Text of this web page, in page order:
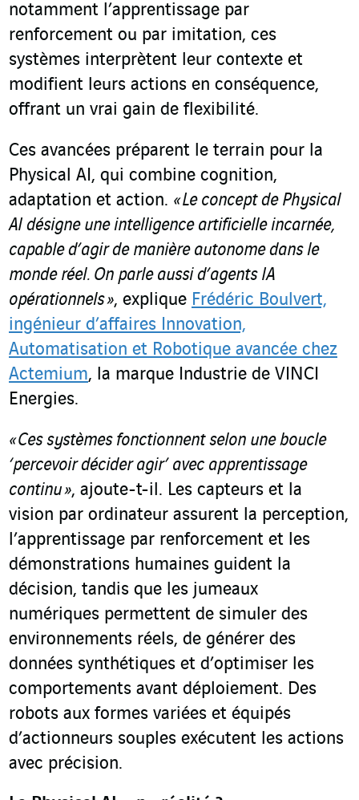
notamment l’apprentissage par
renforcement ou par imitation, ces
systèmes interprètent leur contexte et
modifient leurs actions en conséquence,
offrant un vrai gain de flexibilité.
Ces avancées préparent le terrain pour la
Physical AI, qui combine cognition,
adaptation et action. «Le concept de Physical
AI désigne une intelligence artificielle incarnée,
capable d’agir de manière autonome dans le
monde réel. On parle aussi d’agents IA
opérationnels», explique Frédéric Boulvert,
ingénieur d’affaires Innovation,
Automatisation et Robotique avancée chez
Actemium, la marque Industrie de VINCI
Energies.
«Ces systèmes fonctionnent selon une boucle
‘percevoir décider agir’ avec apprentissage
continu», ajoute-t-il. Les capteurs et la
vision par ordinateur assurent la perception,
l’apprentissage par renforcement et les
démonstrations humaines guident la
décision, tandis que les jumeaux
numériques permettent de simuler des
environnements réels, de générer des
données synthétiques et d’optimiser les
comportements avant déploiement. Des
robots aux formes variées et équipés
d’actionneurs souples exécutent les actions
avec précision.